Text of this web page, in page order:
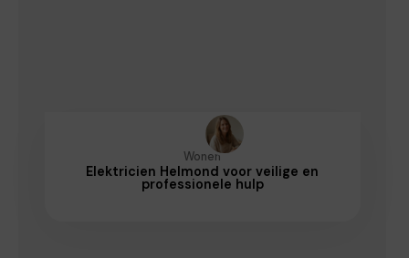
Wonen
Elektricien Helmond voor veilige en
professionele hulp